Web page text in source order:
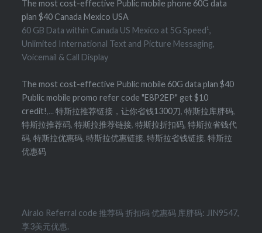
The most cost-effective Public mobile phone 60G data
plan $40 Canada Mexico USA
60 GB Data within Canada US Mexico at 5G Speed¹,
Unlimited International Text and Picture Messaging,
Voicemail & Call Display
The most cost-effective Public mobile 60G data plan $40
Public mobile promo refer code "E8P2EP" get $10
credit!,...特斯拉推荐链接，让你省钱1300刀,特斯拉库胖码,
特斯拉推荐码,特斯拉推荐链接,特斯拉折扣码,特斯拉省钱代
码,特斯拉优惠码,特斯拉优惠链接, 特斯拉省钱链接,特斯拉
优惠码
Airalo Referral code 推荐码 折扣码 优惠码 库胖码: JIN9547,
享3美元优惠.